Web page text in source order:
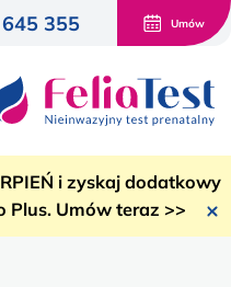
355 Umów
i zyskaj dodatkowy
Plus. Umów teraz >>